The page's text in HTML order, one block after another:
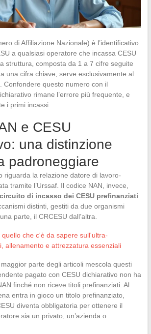
di Affiliazione Nazionale) è l’identificativo
a qualsiasi operatore che incassa CESU
struttura, composta da 1 a 7 cifre seguite
una cifra chiave, serve esclusivamente al
Confondere questo numero con il
rimane l’errore più frequente, e
i primi incassi.
e CESU
una distinzione
padroneggiare
riguarda la relazione datore di lavoro-
tramite l’Urssaf. Il codice NAN, invece,
circuito di incasso dei CESU prefinanziati
distinti, gestiti da due organismi
parte, il CRCESU dall’altra.
quello che c'è da sapere sull'ultra-
allenamento e attrezzatura essenziali
parte degli articoli mescola questi
pagato con CESU dichiarativo non ha
finché non riceve titoli prefinanziati. Al
entra in gioco un titolo prefinanziato,
diventa obbligatoria per ottenere il
sia un privato, un’azienda o